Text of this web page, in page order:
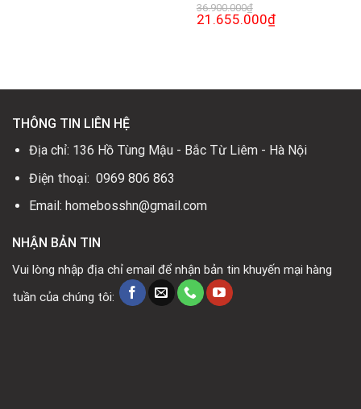
36.900.000₫
Giá
gốc
21.655.000₫Giá
hiện
THÔNG TIN LIÊN HỆ
Địa chỉ: 136 Hồ Tùng Mậu - Bắc Từ Liêm - Hà Nội
Điện thoại: 0969 806 863
Email: homebosshn@gmail.com
NHẬN BẢN TIN
Vui lòng nhập địa chỉ email để nhận bản tin khuyến mại hàng
tuần của chúng tôi: